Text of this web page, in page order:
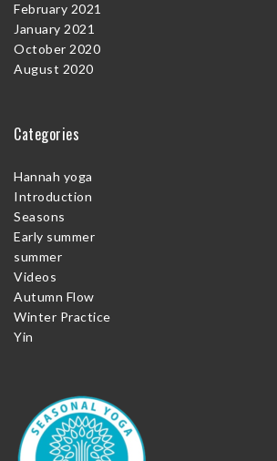
February 2021
January 2021
October 2020
August 2020
Categories
Hannah yoga
Introduction
Seasons
Early summer
summer
Videos
Autumn Flow
Winter Practice
Yin